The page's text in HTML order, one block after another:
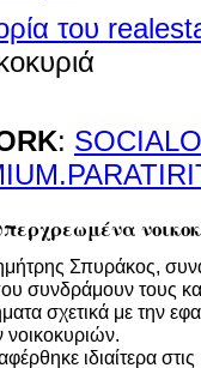
του
:
Σπυράκος,
συνδράμουν τους
σχετικά με την
ιδιαίτερα στις